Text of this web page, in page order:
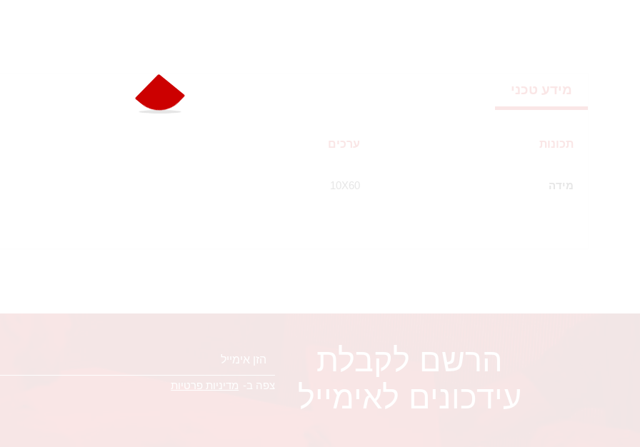
מידע טכני
תכונות ערכים
מידה 10X60
הרשם לקבלת
עידכונים לאימייל
צפה ב- מדיניות פרטיות